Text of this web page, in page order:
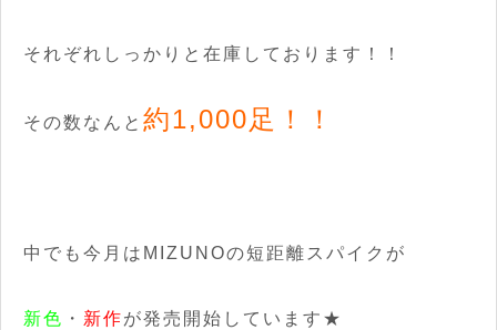
それぞれしっかりと在庫しております！！
その数なんと 約1,000足！！
中でも今月はMIZUNOの短距離スパイクが
新色 ・ 新作が発売開始しています★